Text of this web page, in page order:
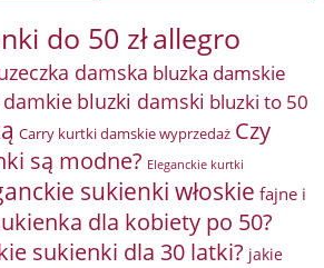
do 50 złallegro
damska bluzka damskie
bluzki damski bluzki to 50
Carry kurtki damskie wyprzedaż Czy
są modne? Eleganckie kurtki
sukienki włoskie fajne i
dla kobiety po 50?
sukienki dla 30 latki? jakie